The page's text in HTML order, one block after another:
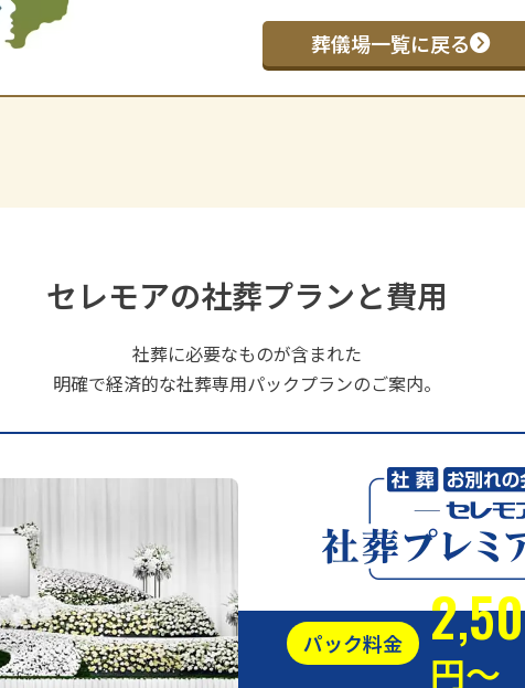
葬儀場一覧に戻る
セレモアの社葬プランと費用
社葬に必要なものが含まれた
明確で経済的な社葬専用パックプランのご案内。
パック料金
円〜